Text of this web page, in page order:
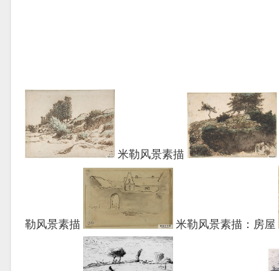
米勒风景素描
勒风景素描 米勒风景素描：房屋